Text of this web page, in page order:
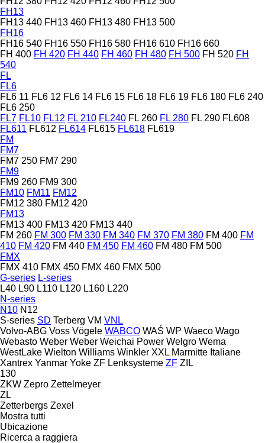
FH13
FH13 440 FH13 460 FH13 480 FH13 500
FH16
FH16 540 FH16 550 FH16 580 FH16 610 FH16 660
FH 400 FH 420 FH 440 FH 460 FH 480 FH 500 FH 520 FH
540
FL
FL6
FL6 11 FL6 12 FL6 14 FL6 15 FL6 18 FL6 19 FL6 180 FL6 240
FL6 250
FL7 FL10 FL12 FL 210 FL240 FL 260 FL 280 FL 290 FL608
FL611 FL612 FL614 FL615 FL618 FL619
FM
FM7
FM7 250 FM7 290
FM9
FM9 260 FM9 300
FM10 FM11 FM12
FM12 380 FM12 420
FM13
FM13 400 FM13 420 FM13 440
FM 260 FM 300 FM 330 FM 340 FM 370 FM 380 FM 400 FM
410 FM 420 FM 440 FM 450 FM 460 FM 480 FM 500
FMX
FMX 410 FMX 450 FMX 460 FMX 500
G-series L-series
L40 L90 L110 L120 L160 L220
N-series
N10 N12
S-series SD Terberg VM VNL
Volvo-ABG Voss Vögele WABCO WAŚ WP Waeco Wago
Webasto Weber Weber Weichai Power Welgro Wema
WestLake Wielton Williams Winkler XXL Marmitte Italiane
Xantrex Yanmar Yoke ZF Lenksysteme ZF ZIL
130
ZKW Zepro Zettelmeyer
ZL
Zetterbergs Zexel
Mostra tutti
Ubicazione
Ricerca a raggiera